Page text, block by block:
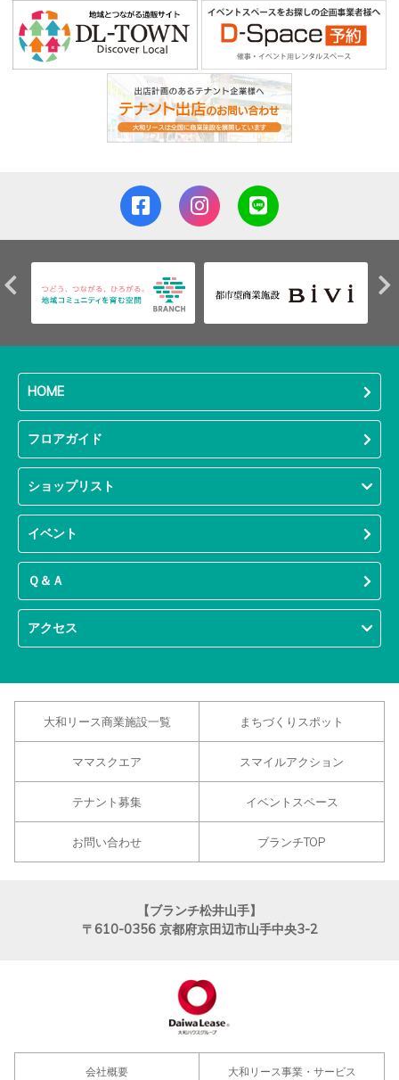
HOME
フロアガイド
ショップリスト
イベント
Ｑ＆Ａ
アクセス
大和リース商業施設一覧 まちづくりスポット
ママスクエア スマイルアクション
テナント募集 イベントスペース
お問い合わせ ブランチTOP
【ブランチ松井山手】
〒610-0356 京都府京田辺市山手中央3-2
会社概要 大和リース事業・サービス